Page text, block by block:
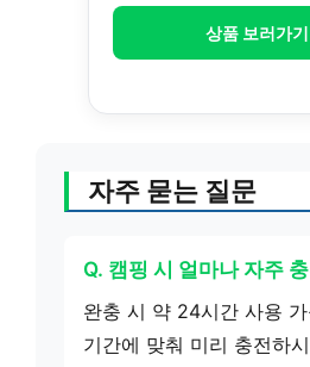
상품 보러가
자주 묻는 질문
Q. 캠핑 시 얼마나 자주
완충 시 약 24시간 사용
기간에 맞춰 미리 충전하